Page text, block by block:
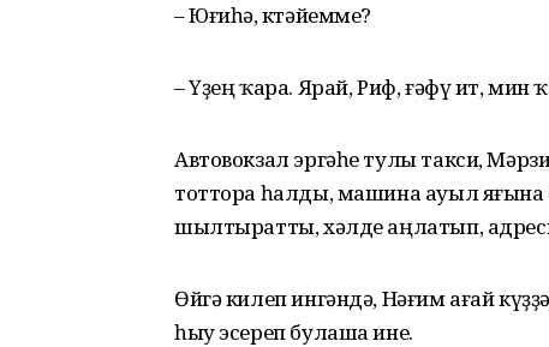
– Юғиһә, көтәйемме?
– Үҙең ҡара. Ярай, Риф, ғәфү ит, мин
Автовокзал эргәһе тулы такси,
тоттора һалды, машина ауыл яғына
шылтыратты, хәлде аңлатып,
Өйгә килеп ингәндә, Нәғим ағай
һыу эсереп булаша ине.